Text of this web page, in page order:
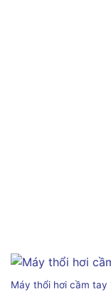
Máy thổi hơi cầm tay